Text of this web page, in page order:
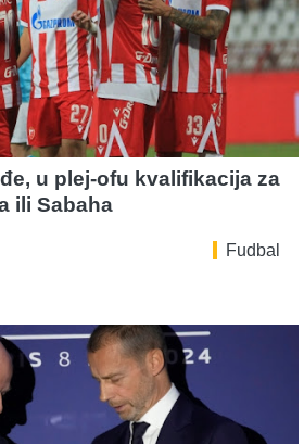
u plej-ofu kvalifikacija za
ili Sabaha
Fudbal